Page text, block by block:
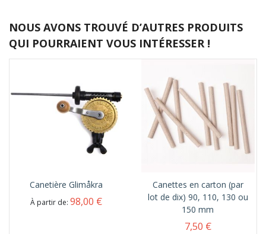
NOUS AVONS TROUVÉ D’AUTRES PRODUITS
QUI POURRAIENT VOUS INTÉRESSER !
Canetière Glimåkra
À partir de 98,00 €
Canettes en carton (par
lot de dix) 90, 110, 130 ou
150 mm
7,50 €